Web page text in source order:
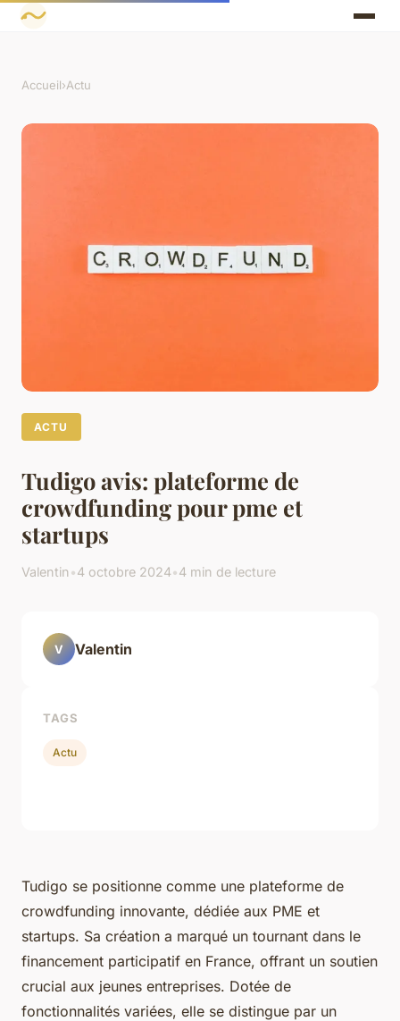
Accueil›Actu
ACTU
Tudigo avis: plateforme de
crowdfunding pour pme et
startups
Valentin•4 octobre 2024•4 min de lecture
Tudigo se positionne comme une plateforme de
crowdfunding innovante, dédiée aux PME et
startups. Sa création a marqué un tournant dans le
financement participatif en France, offrant un soutien
crucial aux jeunes entreprises. Dotée de
fonctionnalités variées, elle se distingue par un
V Valentin
TAGS
Actu